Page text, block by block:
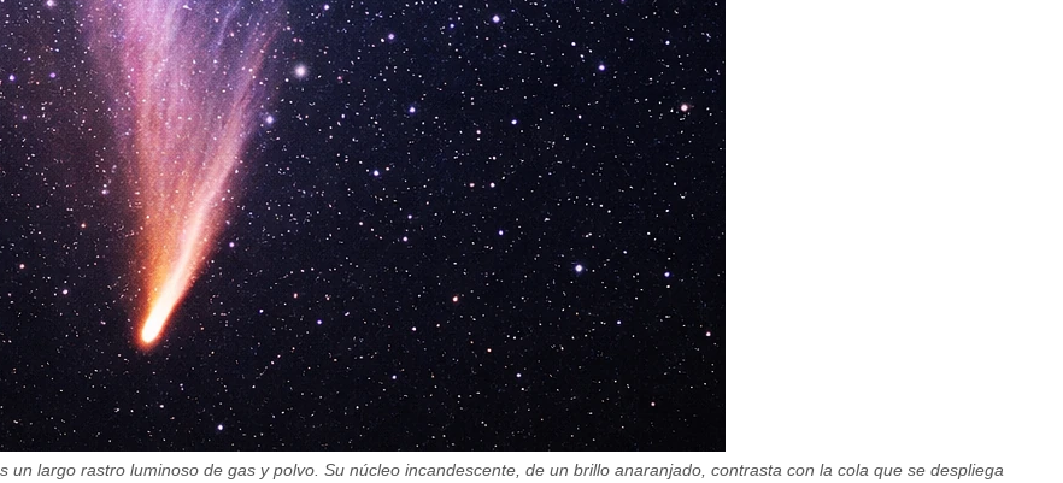
largo rastro luminoso de gas y polvo. Su núcleo incandescente, de un brillo anaranjado, contrasta con la cola que se despliega